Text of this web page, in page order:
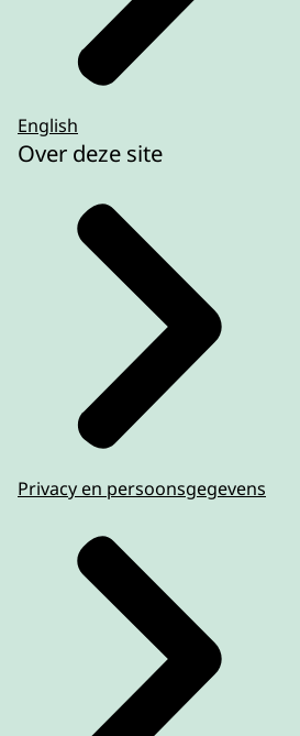
English
Over deze site
Privacy en persoonsgegevens